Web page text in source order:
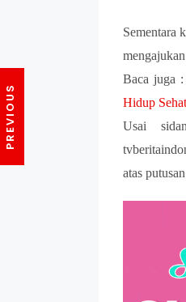
Sementara
Baca juga :
Hidup Sehat
Usai
atas